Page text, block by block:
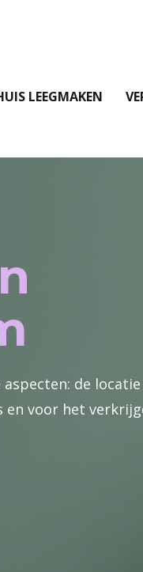
LEEGMAKEN
de
voor het